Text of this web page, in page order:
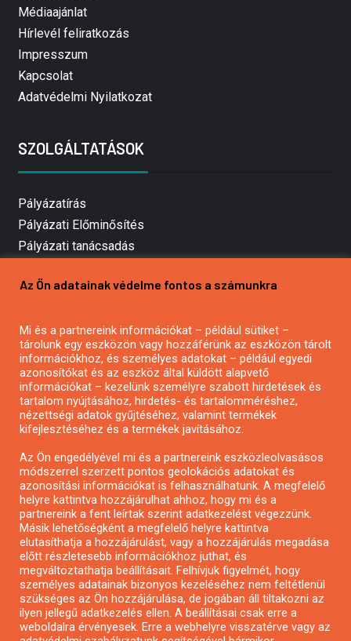
Médiaajánlat
Hírlevél feliratkozás
Impresszum
Kapcsolat
Adatvédelmi Nyilatkozat
SZOLGÁLTATÁSOK
Pályázatírás
Pályázati Előminősítés
Pályázati tanácsadás
Mezőgazdasági pályázatírás
Pályázatírás civil szervezeteknek
Pályázatírás önkormányzatoknak
Pályázatfigyelés
Specifikus pályázatfigyelés vagy hírlevél
Pályázatok magánszemélyeknek
Pályázatok civil szervezeteknek
Pályázatok vállalkozásoknak
Önkormányzati pályázatok
Mezőgazdasági pályázatok
Falusi turizmus pályázatok
Napelem pályázatok
Az Ön adatainak védelme fontos a számunkra
Mi és a partnereink információkat – például sütiket –
tárolunk egy eszközön vagy hozzáférünk az eszközön tárolt
információkhoz, és személyes adatokat – például egyedi
azonosítókat és az eszköz által küldött alapvető
információkat – kezelünk személyre szabott hirdetések és
tartalom nyújtásához, hirdetés- és tartalomméréshez,
nézettségi adatok gyűjtéséhez, valamint termékek
kifejlesztéséhez és a termékek javításához.
Az Ön engedélyével mi és a partnereink eszközleolvasásos
módszerrel szerzett pontos geolokációs adatokat és
azonosítási információkat is felhasználhatunk. A megfelelő
helyre kattintva hozzájárulhat ahhoz, hogy mi és a
partnereink a fent leírtak szerint adatkezelést végezzünk.
Másik lehetőségként a megfelelő helyre kattintva
elutasíthatja a hozzájárulást, vagy a hozzájárulás megadása
előtt részletesebb információkhoz juthat, és
megváltoztathatja beállításait. Felhívjuk figyelmét, hogy
személyes adatainak bizonyos kezeléséhez nem feltétlenül
szükséges az Ön hozzájárulása, de jogában áll tiltakozni az
ilyen jellegű adatkezelés ellen. A beállításai csak erre a
weboldalra érvényesek. Erre a webhelyre visszatérve vagy az